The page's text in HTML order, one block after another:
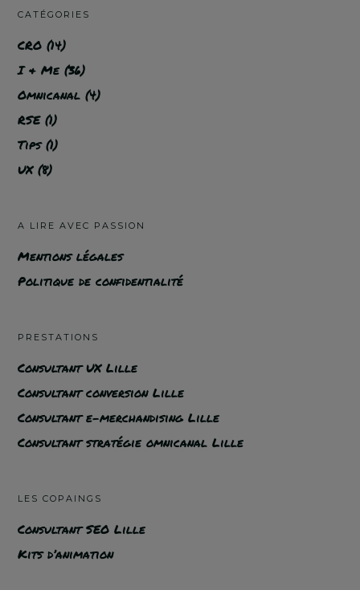
CATÉGORIES
CRO (14)
I & Me (36)
Omnicanal (4)
RSE(1)
Tips(1)
UX(8)
A LIRE AVEC PASSION
Mentions légales
Politique de confidentialité
PRESTATIONS
Consultant UX Lille
Consultant conversion Lille
Consultant e-merchandising Lille
Consultant stratégie omnicanal Lille
LES COPAINGS
Consultant SEO Lille
Kits d’animation